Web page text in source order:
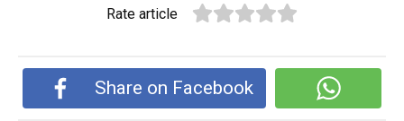
Rate article
Share on Facebook